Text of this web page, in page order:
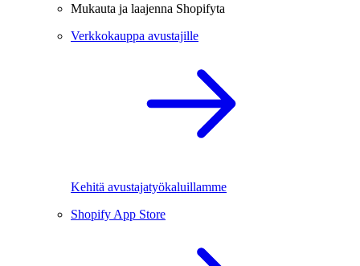
Mukauta ja laajenna Shopifyta
Verkkokauppa avustajille
Kehitä avustajatyökaluillamme
Shopify App Store